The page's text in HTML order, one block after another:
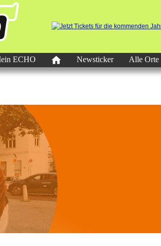
ECHO Newsticker Alle Orte